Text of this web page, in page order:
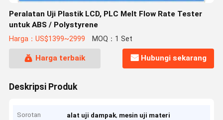
Peralatan Uji Plastik LCD, PLC Melt Flow Rate Tester
untuk ABS / Polystyrene
Harga：US$1399~2999 MOQ：1 Set
Harga terbaik Hubungi sekarang
Deskripsi Produk
Sorotan alat uji dampak, mesin uji materi